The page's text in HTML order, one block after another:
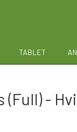
TABLET
-